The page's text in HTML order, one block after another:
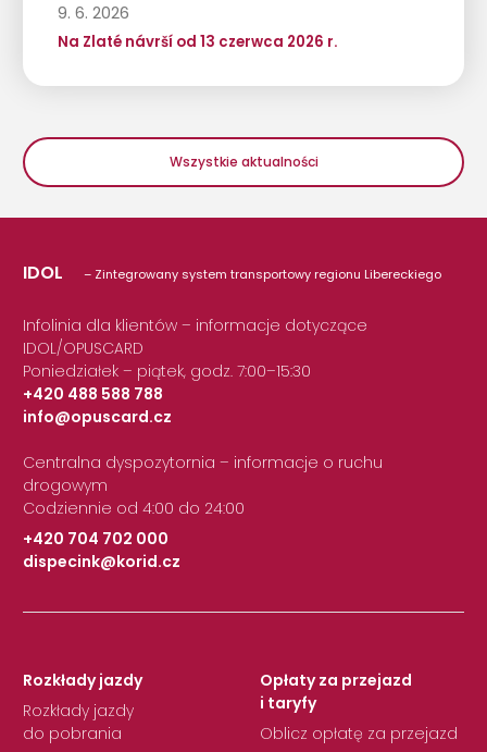
9. 6. 2026
Na Zlaté návrší od 13 czerwca 2026 r.
Wszystkie aktualności
IDOL – Zintegrowany system transportowy regionu Libereckiego
Infolinia dla klientów – informacje dotyczące
IDOL/OPUSCARD
Poniedziałek – piątek, godz. 7:00–15:30
+420 488 588 788
|
info@opuscard.cz
Centralna dyspozytornia – informacje o ruchu
drogowym
Codziennie od 4:00 do 24:00
+420 704 702 000
|
dispecink@korid.cz
Rozkłady jazdy
Rozkłady jazdy
do pobrania
Opłaty za przejazd
i taryfy
Oblicz opłatę za przejazd